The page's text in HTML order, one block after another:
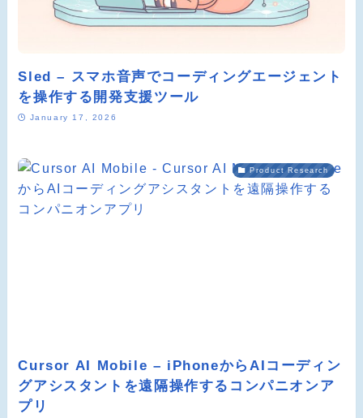
Sled – スマホ音声でコーディングエージェント
を操作する開発支援ツール
January 17, 2026
Product Research
Cursor AI Mobile – iPhoneからAIコーディン
グアシスタントを遠隔操作するコンパニオンア
プリ